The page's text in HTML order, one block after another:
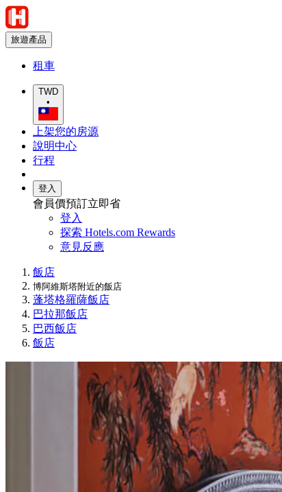
旅遊產品
租車
TWD
•
上架您的房源
說明中心
行程
登入
會員價預訂立即省
登入
探索 Hotels.com Rewards
意見反應
飯店
博阿維斯塔附近的飯店
蓬塔格羅薩飯店
巴拉那飯店
巴西飯店
飯店